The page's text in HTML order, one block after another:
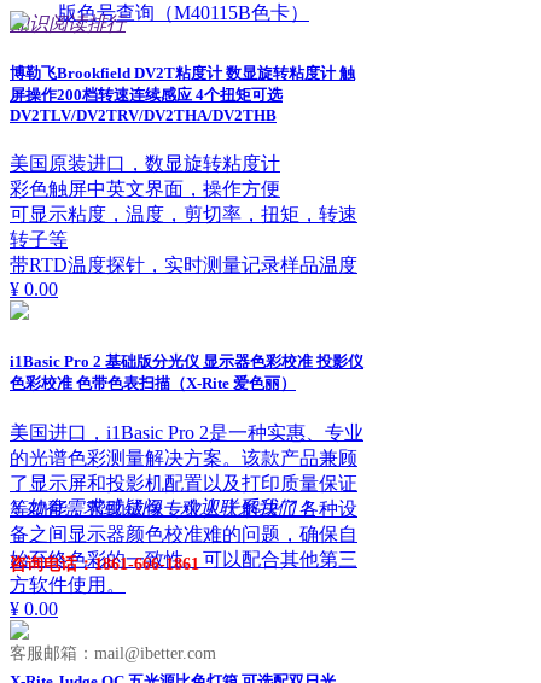
版色号查询（M40115B色卡）
知识阅读排行
博勒飞Brookfield DV2T粘度计 数显旋转粘度计 触
屏操作200档转速连续感应 4个扭矩可选
DV2TLV/DV2TRV/DV2THA/DV2THB
美国原装进口，数显旋转粘度计
彩色触屏中英文界面，操作方便
可显示粘度，温度，剪切率，扭矩，转速
转子等
带RTD温度探针，实时测量记录样品温度
¥ 0.00
i1Basic Pro 2 基础版分光仪 显示器色彩校准 投影仪
色彩校准 色带色表扫描（X-Rite 爱色丽）
美国进口，i1Basic Pro 2是一种实惠、专业
的光谱色彩测量解决方案。该款产品兼顾
了显示屏和投影机配置以及打印质量保证
等功能，帮助成像专业人士解决了各种设
备之间显示器颜色校准难的问题，确保自
始至终色彩的一致性。可以配合其他第三
方软件使用。
¥ 0.00
ꁱ 如有需求或疑问，欢迎联系我们！
咨询电话：1861-666-1861
客服邮箱：mail@ibetter.com